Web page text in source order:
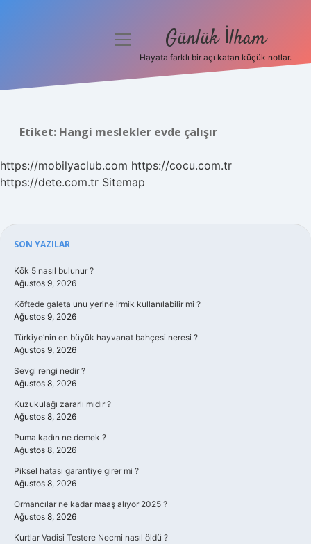
Hakkımızda
menüyü
Günlük İlham
Hayata farklı bir açı katan küçük notlar.
Etiket: Hangi meslekler evde çalışır
https://mobilyaclub.com https://cocu.com.tr
https://dete.com.tr Sitemap
Sidebar
SON YAZILAR
Kök 5 nasıl bulunur ?
Ağustos 9, 2026
Köftede galeta unu yerine irmik kullanılabilir mi ?
Ağustos 9, 2026
Türkiye’nin en büyük hayvanat bahçesi neresi ?
Ağustos 9, 2026
Sevgi rengi nedir ?
Ağustos 8, 2026
Kuzukulağı zararlı mıdır ?
Ağustos 8, 2026
Puma kadın ne demek ?
Ağustos 8, 2026
Piksel hatası garantiye girer mi ?
Ağustos 8, 2026
Ormancılar ne kadar maaş alıyor 2025 ?
Ağustos 8, 2026
Kurtlar Vadisi Testere Necmi nasıl öldü ?